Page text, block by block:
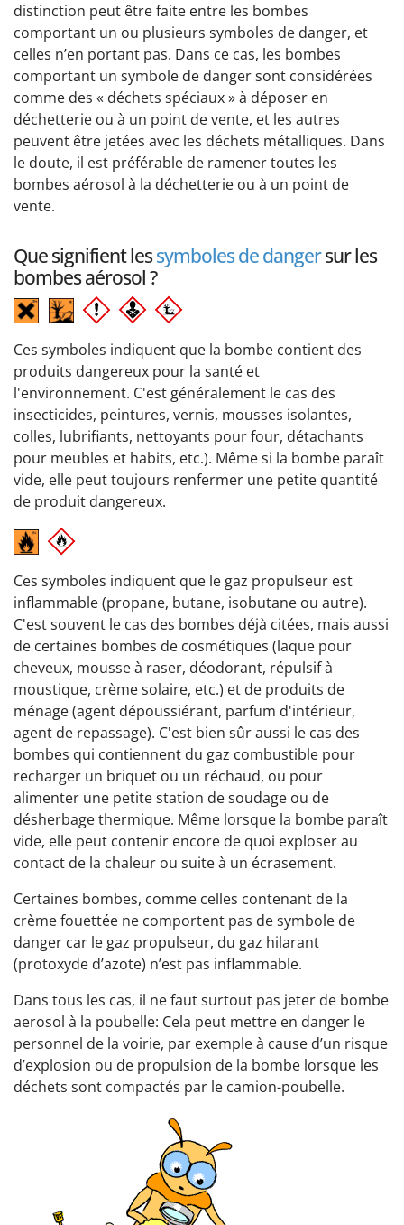
distinction peut être faite entre les bombes
comportant un ou plusieurs symboles de danger, et
celles n’en portant pas. Dans ce cas, les bombes
comportant un symbole de danger sont considérées
comme des « déchets spéciaux » à déposer en
déchetterie ou à un point de vente, et les autres
peuvent être jetées avec les déchets métalliques. Dans
le doute, il est préférable de ramener toutes les
bombes aérosol à la déchetterie ou à un point de
vente.
Que signifient lessymboles de dangersur les
bombes aérosol ?
Ces symboles indiquent que la bombe contient des
produits dangereux pour la santé et
l'environnement. C'est généralement le cas des
insecticides, peintures, vernis, mousses isolantes,
colles, lubrifiants, nettoyants pour four, détachants
pour meubles et habits, etc.). Même si la bombe paraît
vide, elle peut toujours renfermer une petite quantité
de produit dangereux.
Ces symboles indiquent que le gaz propulseur est
inflammable (propane, butane, isobutane ou autre).
C'est souvent le cas des bombes déjà citées, mais aussi
de certaines bombes de cosmétiques (laque pour
cheveux, mousse à raser, déodorant, répulsif à
moustique, crème solaire, etc.) et de produits de
ménage (agent dépoussiérant, parfum d'intérieur,
agent de repassage). C'est bien sûr aussi le cas des
bombes qui contiennent du gaz combustible pour
recharger un briquet ou un réchaud, ou pour
alimenter une petite station de soudage ou de
désherbage thermique. Même lorsque la bombe paraît
vide, elle peut contenir encore de quoi exploser au
contact de la chaleur ou suite à un écrasement.
Certaines bombes, comme celles contenant de la
crème fouettée ne comportent pas de symbole de
danger car le gaz propulseur, du gaz hilarant
(protoxyde d’azote) n’est pas inflammable.
Dans tous les cas, il ne faut surtout pas jeter de bombe
aerosol à la poubelle: Cela peut mettre en danger le
personnel de la voirie, par exemple à cause d’un risque
d’explosion ou de propulsion de la bombe lorsque les
déchets sont compactés par le camion-poubelle.